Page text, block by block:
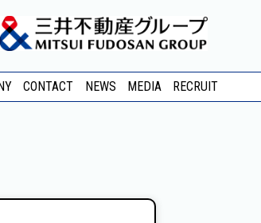
CONTACT NEWS MEDIA RECRUIT